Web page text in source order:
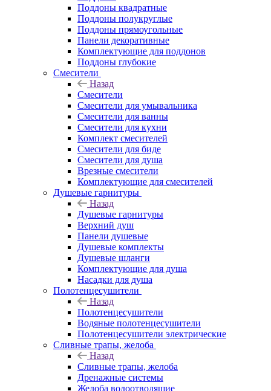
Поддоны квадратные
Поддоны полукруглые
Поддоны прямоугольные
Панели декоративные
Комплектующие для поддонов
Поддоны глубокие
Смесители
Назад
Смесители
Смесители для умывальника
Смесители для ванны
Смесители для кухни
Комплект смесителей
Смесители для биде
Смесители для душа
Врезные смесители
Комплектующие для смесителей
Душевые гарнитуры
Назад
Душевые гарнитуры
Верхний душ
Панели душевые
Душевые комплекты
Душевые шланги
Комплектующие для душа
Насадки для душа
Полотенцесушители
Назад
Полотенцесушители
Водяные полотенцесушители
Полотенцесушители электрические
Сливные трапы, желоба
Назад
Сливные трапы, желоба
Дренажные системы
Желоба водоотводящие